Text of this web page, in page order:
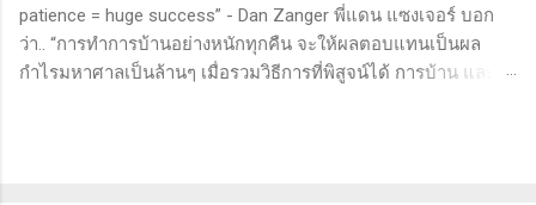
patience = huge success” - Dan Zanger พี่แดน แซงเจอร์ บอก
ว่า.. “การทำการบ้านอย่างหนักทุกคืน จะให้ผลตอบแทนเป็นผล
กำไรมหาศาลเป็นล้านๆ เมื่อรวมวิธีการที่พิสูจน์ได้ การบ้าน และ